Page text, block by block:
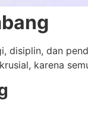
disiplin, dan
karena